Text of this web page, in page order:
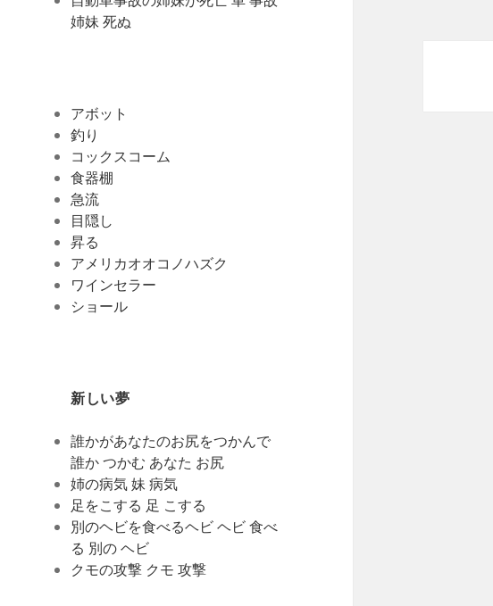
姉妹 死ぬ
アボット
釣り
コックスコーム
食器棚
急流
目隠し
昇る
アメリカオオコノハズク
ワインセラー
ショール
新しい夢
誰かがあなたのお尻をつかんで
誰か つかむ あなた お尻
姉の病気 妹 病気
足をこする 足 こする
別のヘビを食べるヘビ ヘビ 食べ
る 別の ヘビ
クモの攻撃 クモ 攻撃